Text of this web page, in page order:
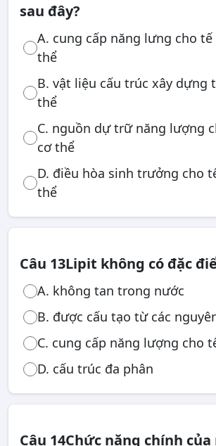
sau đây?
A. cung cấp năng lưng cho tế
thể
B. vật liệu cấu trúc xây dựng
thể
C. nguồn dự trữ năng lượng
cơ thể
D. điều hòa sinh trưởng cho
thể
Câu 13Lipit không có đặc
A. không tan trong nước
B. được cấu tạo từ các
C. cung cấp năng lượng cho
D. cấu trúc đa phân
Câu 14Chức năng chính của